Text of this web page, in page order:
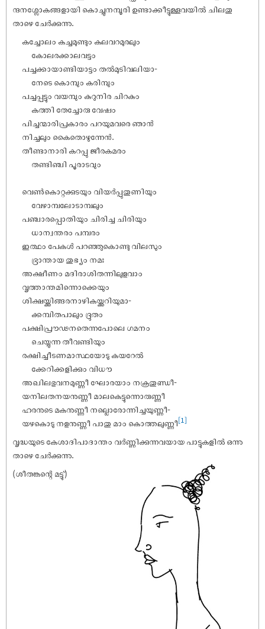
ന്ദനശ്ലോകങ്ങളായി കൊച്ചുനമ്പൂരി ഉണ്ടാക്കീട്ടുള്ളവയിൽ ചിലതു
താഴെ ചേർക്കുന്നു.
കച്ചോലം കച്ചമുണ്ടും കലവറമുരലും
കോലരക്കാലവട്ടം
പച്ചക്കായാണ്ടിയാട്ടം തൽമുടിവലിയാ-
നേടെ കൊമ്പും കരിമ്പും
പച്ചപ്പട്ടും വയമ്പും കുറുനിര ചിറകും
കത്തി തേച്ചോരു വേ‌ഷം
പിച്ചന്മാരിപ്രകാരം പറയുമവരെ ഞാൻ
നിച്ചലും കൈതൊഴുന്നേൻ.
തീണ്ടാനാരി കറപ്പു ജീരകമരം
തണ്ടിഞ്ചി പൂരാടവും
വെൺകൊറ്റക്കുടയും വിയർപ്പുതുണിയും
വേഴാമ്പലോടാമ്പലും
പഞ്ചാരപ്പൊതിയും ചിരിച്ച ചിരിയും
ധാന്വന്തരം പമ്പരം
ഇത്ഥം പേകൾ പറഞ്ഞുകൊണ്ടു വിലസും
ഭ്രാന്തായ തുഭ്യം നമഃ
അക്ഷീണം മദിരാശിതന്നിലുളവാം
വൃത്താന്തമിന്നൊക്കെയും
ശിക്ഷയ്ക്കിങ്ങരനാഴികയ്ക്കറിയുമാ-
ക്കമ്പിതപാലും ദ്രുതം
പക്ഷിപ്രൗഢനതെന്നപോലെ ഗമനം
ചെയ്യുന്ന തീവണ്ടിയും
രക്ഷിച്ചീടണമാസ്ഥയോടു കയറേൽ
ക്കേറിക്കളിക്കും വിധൗ
അഖിലഭുവനമുണ്ണീ ഘോരയാം നക്രതുണ്ഡീ-
യനിലതനയനുണ്ണീ മാലകെട്ടുന്നൊരുണ്ണീ
ഹരനുടെ മകനുണ്ണീ നല്ലൊരോന്നിച്ചയുണ്ണീ-
യഴകൊടു നളനുണ്ണീ പാതു മാം കൊത്തലുണ്ണീ[1]
വൃദ്ധയുടെ കേശാദിപാദാന്തം വർണ്ണിക്കുന്നവയായ പാട്ടുകളിൽ ഒന്നു
താഴെ ചേർക്കുന്നു.
(ശീതങ്കന്റെ മട്ടു്)